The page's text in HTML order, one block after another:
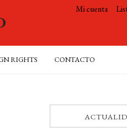
Mi cuenta
RIGHTS CONTACTO